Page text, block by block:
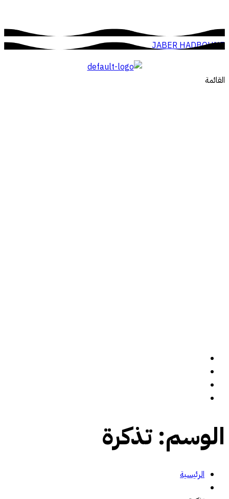
JABER HADBOUNE
القائمة
الوسم:تذكرة
الرئيسية